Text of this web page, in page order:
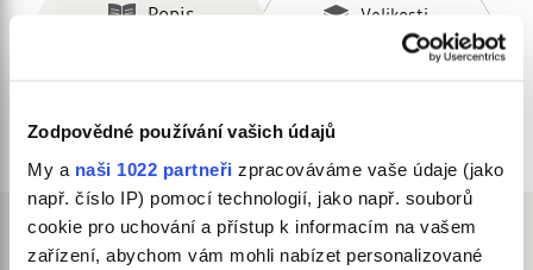
Zodpovědné používání vašich údajů
My a naši 1022 partneři zpracováváme vaše údaje (jako
např. číslo IP) pomocí technologií, jako např. souborů
cookie pro uchování a přístup k informacím na vašem
zařízení, abychom vám mohli nabízet personalizované
Popis Velikosti
Údržba